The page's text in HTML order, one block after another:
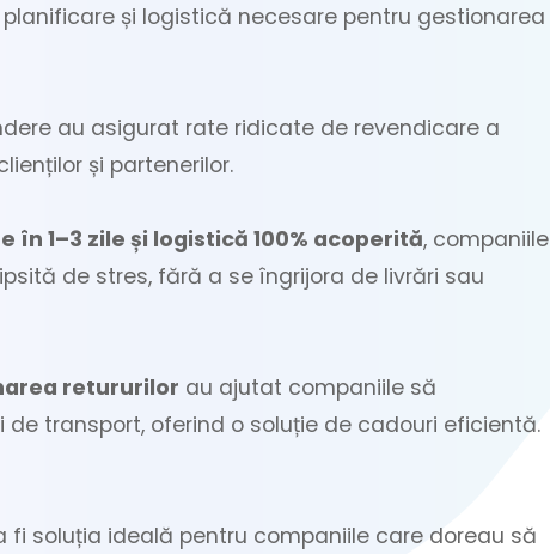
și logistică necesare pentru gestionarea
au asigurat rate ridicate de revendicare a
și partenerilor.
în 1–3 zile și logistică 100% acoperită, companiile
de stres, fără a se îngrijora de livrări sau
retururilor au ajutat companiile să
transport, oferind o soluție de cadouri eficientă.
fi soluția ideală pentru companiile care doreau să